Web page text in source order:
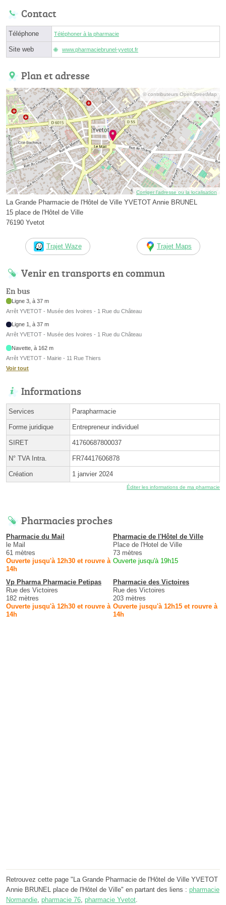
Contact
Téléphone Téléphoner à la pharmacie
Site web www.pharmaciebrunel-yvetot.fr
Plan et adresse
© contributeurs OpenStreetMap
Corriger l’adresse ou la localisation
La Grande Pharmacie de l'Hôtel de Ville YVETOT Annie BRUNEL
15 place de l'Hôtel de Ville
76190 Yvetot
Trajet Waze Trajet Maps
Venir en transports en commun
En bus
Ligne 3, à 37 m
Arrêt YVETOT - Musée des Ivoires - 1 Rue du Château
Ligne 1, à 37 m
Arrêt YVETOT - Musée des Ivoires - 1 Rue du Château
Navette, à 162 m
Arrêt YVETOT - Mairie - 11 Rue Thiers
Voir tout
Informations
Services Parapharmacie
Forme juridique Entrepreneur individuel
SIRET 41760687800037
N° TVA Intra. FR74417606878
Création 1 janvier 2024
Éditer les informations de ma pharmacie
Pharmacies proches
Pharmacie du Mail
le Mail
61 mètres
Ouverte jusqu'à 12h30 et rouvre à
14h
Pharmacie de l'Hôtel de Ville
Place de l'Hotel de Ville
73 mètres
Ouverte jusqu'à 19h15
Vp Pharma Pharmacie Petipas
Rue des Victoires
182 mètres
Ouverte jusqu'à 12h30 et rouvre à
14h
Pharmacie des Victoires
Rue des Victoires
203 mètres
Ouverte jusqu'à 12h15 et rouvre à
14h
Retrouvez cette page "La Grande Pharmacie de l'Hôtel de Ville YVETOT
Annie BRUNEL place de l'Hôtel de Ville" en partant des liens : pharmacie
Normandie pharmacie 76 pharmacie Yvetot